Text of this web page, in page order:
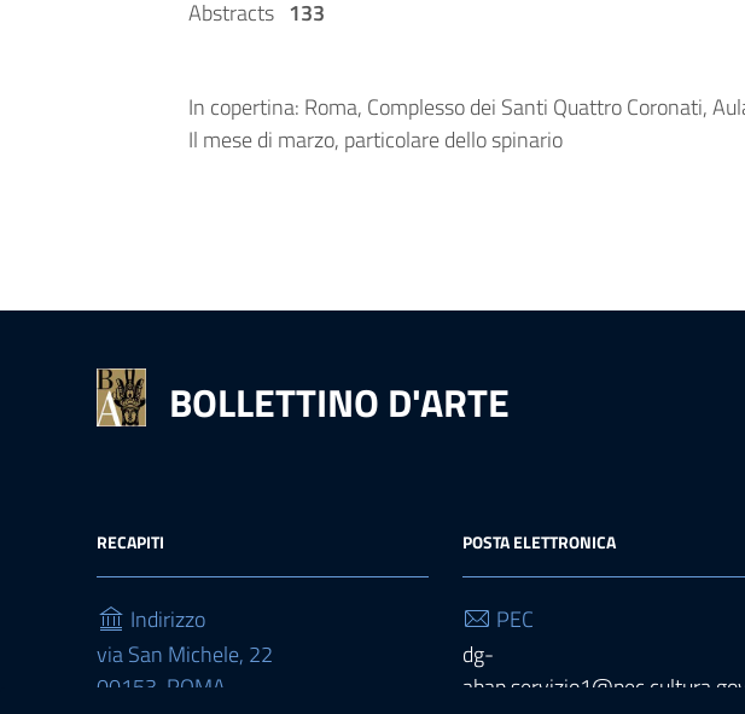
Abstracts 133
In copertina: Roma, Complesso dei Santi Quattro Coronati,
Il mese di marzo, particolare dello spinario
BOLLETTINO D'ARTE
RECAPITI
Indirizzo
via San Michele, 22
00153, ROMA
POSTA ELETTRONICA
PEC
dg-